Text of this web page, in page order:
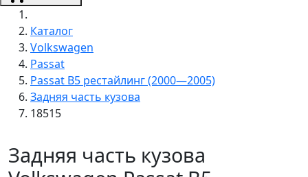
Каталог
Volkswagen
Passat
Passat B5 рестайлинг (2000—2005)
Задняя часть кузова
18515
Задняя часть кузова